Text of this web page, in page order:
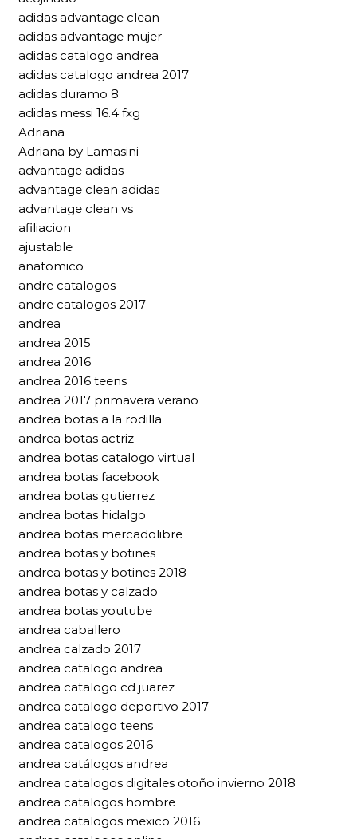
adidas advantage clean
adidas advantage mujer
adidas catalogo andrea
adidas catalogo andrea 2017
adidas duramo 8
adidas messi 16.4 fxg
Adriana
Adriana by Lamasini
advantage adidas
advantage clean adidas
advantage clean vs
afiliacion
ajustable
anatomico
andre catalogos
andre catalogos 2017
andrea
andrea 2015
andrea 2016
andrea 2016 teens
andrea 2017 primavera verano
andrea botas a la rodilla
andrea botas actriz
andrea botas catalogo virtual
andrea botas facebook
andrea botas gutierrez
andrea botas hidalgo
andrea botas mercadolibre
andrea botas y botines
andrea botas y botines 2018
andrea botas y calzado
andrea botas youtube
andrea caballero
andrea calzado 2017
andrea catalogo andrea
andrea catalogo cd juarez
andrea catalogo deportivo 2017
andrea catalogo teens
andrea catalogos 2016
andrea catálogos andrea
andrea catalogos digitales otoño invierno 2018
andrea catalogos hombre
andrea catalogos mexico 2016